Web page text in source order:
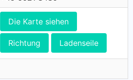
Die Karte siehen
Richtung Ladenseile